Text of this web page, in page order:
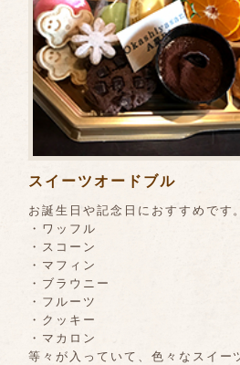
スイーツオードブル
お誕生日や記念日におすすめです。
・ワッフル
・スコーン
・マフィン
・ブラウニー
・フルーツ
・クッキー
・マカロン
等々が入っていて、色々なスイー